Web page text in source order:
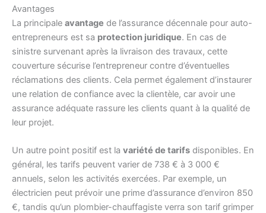
Avantages
La principale avantage de l’assurance décennale pour auto-
entrepreneurs est sa protection juridique. En cas de
sinistre survenant après la livraison des travaux, cette
couverture sécurise l’entrepreneur contre d’éventuelles
réclamations des clients. Cela permet également d’instaurer
une relation de confiance avec la clientèle, car avoir une
assurance adéquate rassure les clients quant à la qualité de
leur projet.
Un autre point positif est la variété de tarifs disponibles. En
général, les tarifs peuvent varier de 738 € à 3 000 €
annuels, selon les activités exercées. Par exemple, un
électricien peut prévoir une prime d’assurance d’environ 850
€, tandis qu’un plombier-chauffagiste verra son tarif grimper